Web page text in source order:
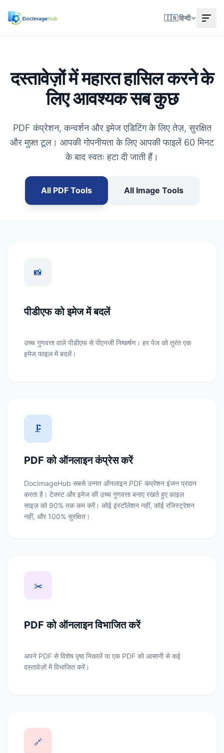
🇮🇳 हिन्दी
दस्तावेज़ों में महारत हासिल करने के
लिए आवश्यक सब कुछ
PDF कंप्रेशन, कन्वर्शन और इमेज एडिटिंग के लिए तेज़, सुरक्षित
और मुफ़्त टूल। आपकी गोपनीयता के लिए आपकी फाइलें 60 मिनट
के बाद स्वतः हटा दी जाती हैं।
All PDF Tools All Image Tools
📸
पीडीएफ को इमेज में बदलें
उच्च गुणवत्ता वाले पीडीएफ से पीएनजी निष्कर्षण। हर पेज को तुरंत एक
इमेज फाइल में बदलें।
🗜️
PDF को ऑनलाइन कंप्रेस करें
DocImageHub सबसे उन्नत ऑनलाइन PDF कंप्रेशन इंजन प्रदान
करता है। टेक्स्ट और इमेज की उच्च गुणवत्ता बनाए रखते हुए फ़ाइल
साइज़ को 90% तक कम करें। कोई इंस्टॉलेशन नहीं, कोई रजिस्ट्रेशन
नहीं, और 100% सुरक्षित।
✂️
PDF को ऑनलाइन विभाजित करें
अपने PDF से विशेष पृष्ठ निकालें या एक PDF को आसानी से कई
दस्तावेज़ों में विभाजित करें।
🔗